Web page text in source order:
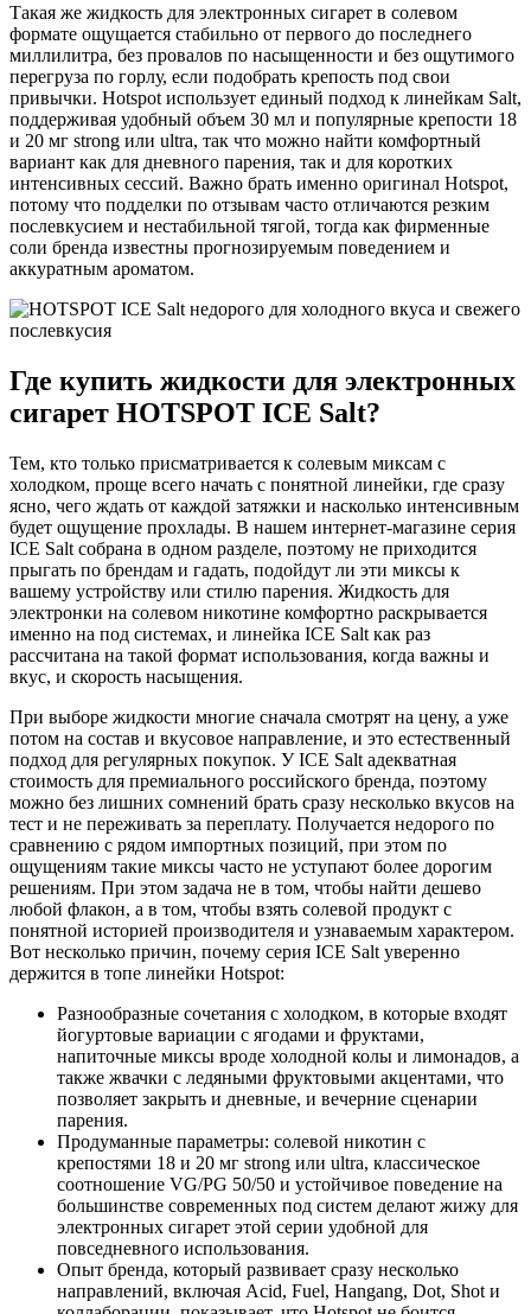
Такая же жидкость для электронных сигарет в солевом
формате ощущается стабильно от первого до последнего
миллилитра, без провалов по насыщенности и без ощутимого
перегруза по горлу, если подобрать крепость под свои
привычки. Hotspot использует единый подход к линейкам Salt,
поддерживая удобный объем 30 мл и популярные крепости 18
и 20 мг strong или ultra, так что можно найти комфортный
вариант как для дневного парения, так и для коротких
интенсивных сессий. Важно брать именно оригинал Hotspot,
потому что подделки по отзывам часто отличаются резким
послевкусием и нестабильной тягой, тогда как фирменные
соли бренда известны прогнозируемым поведением и
аккуратным ароматом.
Где купить жидкости для электронных
сигарет HOTSPOT ICE Salt?
Тем, кто только присматривается к солевым миксам с
холодком, проще всего начать с понятной линейки, где сразу
ясно, чего ждать от каждой затяжки и насколько интенсивным
будет ощущение прохлады. В нашем интернет-магазине серия
ICE Salt собрана в одном разделе, поэтому не приходится
прыгать по брендам и гадать, подойдут ли эти миксы к
вашему устройству или стилю парения. Жидкость для
электронки на солевом никотине комфортно раскрывается
именно на под системах, и линейка ICE Salt как раз
рассчитана на такой формат использования, когда важны и
вкус, и скорость насыщения.
При выборе жидкости многие сначала смотрят на цену, а уже
потом на состав и вкусовое направление, и это естественный
подход для регулярных покупок. У ICE Salt адекватная
стоимость для премиального российского бренда, поэтому
можно без лишних сомнений брать сразу несколько вкусов на
тест и не переживать за переплату. Получается недорого по
сравнению с рядом импортных позиций, при этом по
ощущениям такие миксы часто не уступают более дорогим
решениям. При этом задача не в том, чтобы найти дешево
любой флакон, а в том, чтобы взять солевой продукт с
понятной историей производителя и узнаваемым характером.
Вот несколько причин, почему серия ICE Salt уверенно
держится в топе линейки Hotspot:
Разнообразные сочетания с холодком, в которые входят
йогуртовые вариации с ягодами и фруктами,
напиточные миксы вроде холодной колы и лимонадов, а
также жвачки с ледяными фруктовыми акцентами, что
позволяет закрыть и дневные, и вечерние сценарии
парения.
Продуманные параметры: солевой никотин с
крепостями 18 и 20 мг strong или ultra, классическое
соотношение VG/PG 50/50 и устойчивое поведение на
большинстве современных под систем делают жижу для
электронных сигарет этой серии удобной для
повседневного использования.
Опыт бренда, который развивает сразу несколько
направлений, включая Acid, Fuel, Hangang, Dot, Shot и